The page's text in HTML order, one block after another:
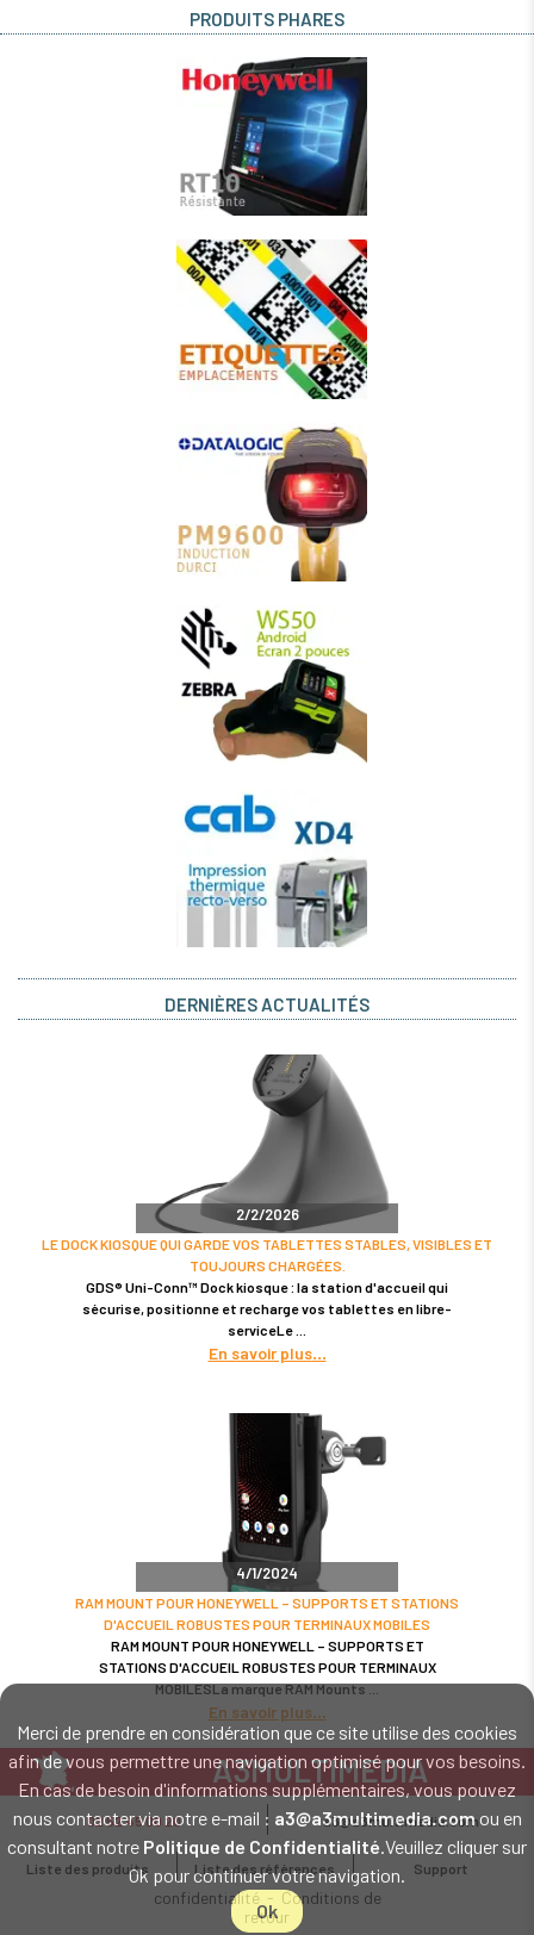
Merci de prendre en considération que ce site utilise des cookies
afin de vous permettre une navigation optimisé pour vos besoins.
En cas de besoin d'informations supplémentaires, vous pouvez
nous contacter via notre e-mail : a3@a3multimedia.comou en
consultant notre Politique de Confidentialité.Veuillez cliquer sur
Ok pour continuer votre navigation.
Ok
PRODUITS PHARES
DERNIÈRES ACTUALITÉS
2/2/2026
LE DOCK KIOSQUE QUI GARDE VOS TABLETTES STABLES, VISIBLES ET
TOUJOURS CHARGÉES.
GDS® Uni-Conn™ Dock kiosque : la station d'accueil qui
sécurise, positionne et recharge vos tablettes en libre-
serviceLe
En savoir plus
4/1/2024
RAM MOUNT POUR HONEYWELL – SUPPORTS ET STATIONS
D'ACCUEIL ROBUSTES POUR TERMINAUX MOBILES
RAM MOUNT POUR HONEYWELL – SUPPORTS ET
STATIONS D'ACCUEIL ROBUSTES POUR TERMINAUX
MOBILESLa marque RAM Mounts
En savoir plus
A3MULTIMEDIA
LE SPÉCIALISTE MATÉRIEL ET LOGICIEL CODE BARRE
Intervention sur tout le territoire : Cholet - Nantes - Angers - Rennes - Le
Mans - Bordeaux - Paris - Lille - Brest - Toulouse - Marseille - Poitiers -
Caen - Lyon - Reims - Lorient - Vannes - Quimper - Rouen
02 52 45 00 20 a3@a3multimedia.com
Liste des produits Liste des références Support
Mentions légales-Politique de
confidentialité - Conditions de
retour